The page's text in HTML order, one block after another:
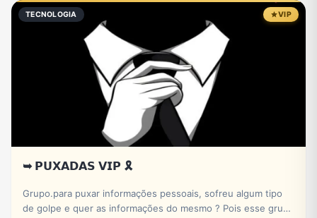
TECNOLOGIA VIP
➥ 𝗣𝗨𝗫𝗔𝗗𝗔𝗦 𝗩𝗜𝗣 🎗️
Grupo.para puxar informações pessoais, sofreu algum tipo
de golpe e quer as informações do mesmo ? Pois esse grupo